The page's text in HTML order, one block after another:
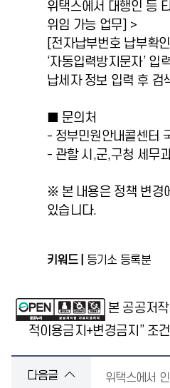
위택스에서 대행인 등
위임 가능 업무] >
[전자납부번호 납부확
‘자동입력방지문자’ 입
납세자 정보 입력 후 검
■ 문의처
- 정부민원안내콜센터
- 관할 시,군,구청 세무
※ 본 내용은 정책 변경
있습니다.
키워드 | 등기소 등록분
본 공공저
적이용금지+변경금지” 조
다음글